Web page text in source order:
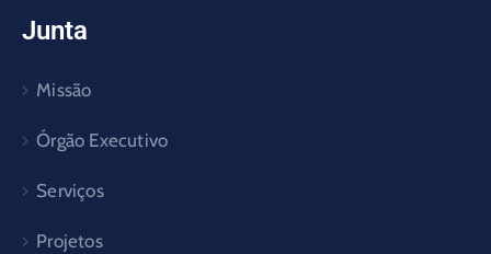
Junta
Missão
Órgão Executivo
Serviços
Projetos